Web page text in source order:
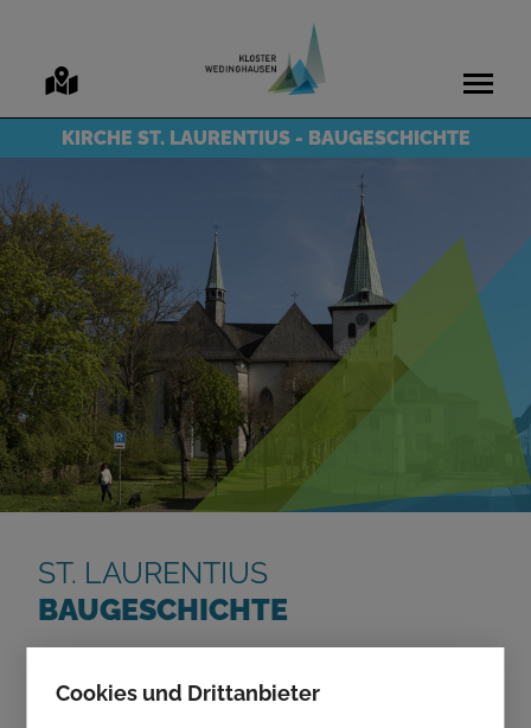
Cookies und Drittanbieter
KIRCHE ST. LAURENTIUS - BAUGESCHICHTE
ST. LAURENTIUS
BAUGESCHICHTE
genau das in Wedinghausen der Fall, denn St.